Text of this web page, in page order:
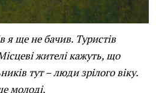
я ще не бачив. Туристів
жителі кажуть, що
тут – люди зрілого віку.
молоді.